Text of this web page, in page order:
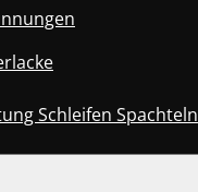
Schleifen Spachteln